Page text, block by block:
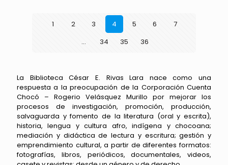
1 2 3 4 5 6
7
…
34 35 36
La Biblioteca César E. Rivas Lara nace como una
respuesta a la preocupación de la Corporación Cuenta
Chocó – Rogerio Velásquez Murillo por mejorar los
procesos de investigación, promoción, producción,
salvaguarda y fomento de la literatura (oral y escrita),
historia, lengua y cultura afro, indígena y chocoana;
mediación y didáctica de lectura y escritura; gestión y
emprendimiento cultural, a partir de diferentes formatos:
fotografías, libros, periódicos, documentales, videos,